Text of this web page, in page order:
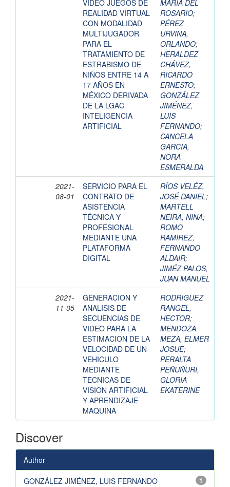
VIDEO JUEGOS DE
REALIDAD VIRTUAL
CON MODALIDAD
MULTIJUGADOR
PARA EL
TRATAMIENTO DE
ESTRABISMO DE
NIÑOS ENTRE 14 A
17 AÑOS EN
MÉXICO DERIVADA
DE LA LGAC
INTELIGENCIA
ARTIFICIAL
MARÍA DEL
ROSARIO;
PÉREZ
URVINA,
ORLANDO;
HERALDEZ
CHÁVEZ,
RICARDO
ERNESTO;
GONZÁLEZ
JIMÉNEZ,
LUIS
FERNANDO;
CANCELA
GARCIA,
NORA
ESMERALDA
2021-
08-01
SERVICIO PARA EL
CONTRATO DE
ASISTENCIA
TÉCNICA Y
PROFESIONAL
MEDIANTE UNA
PLATAFORMA
DIGITAL
RÍOS VELÉZ,
JOSÉ DANIEL;
MARTELL
NEIRA, NINA;
ROMO
RAMIREZ,
FERNANDO
ALDAIR;
JIMÉZ PALOS,
JUAN MANUEL
2021-
11-05
GENERACION Y
ANALISIS DE
SECUENCIAS DE
VIDEO PARA LA
ESTIMACION DE LA
VELOCIDAD DE UN
VEHICULO
MEDIANTE
TECNICAS DE
VISION ARTIFICIAL
Y APRENDIZAJE
MAQUINA
RODRIGUEZ
RANGEL,
HECTOR;
MENDOZA
MEZA, ELMER
JOSUE;
PERALTA
PEÑUÑURI,
GLORIA
EKATERINE
Discover
Author
1
GONZÁLEZ JIMÉNEZ, LUIS FERNANDO